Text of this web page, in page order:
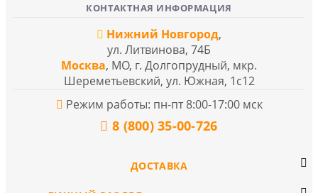
КОНТАКТНАЯ ИНФОРМАЦИЯ
Нижний Новгород,
ул. Литвинова, 74Б
Москва, МО, г. Долгопрудный, мкр.
Шереметьевский, ул. Южная, 1с12
Режим работы: пн-пт 8:00-17:00 мск
8 (800) 35-00-726
ДОСТАВКА